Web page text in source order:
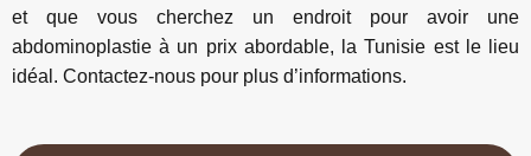
et que vous cherchez un endroit pour avoir une
abdominoplastie à un prix abordable, la Tunisie est le lieu
idéal. Contactez-nous pour plus d’informations.